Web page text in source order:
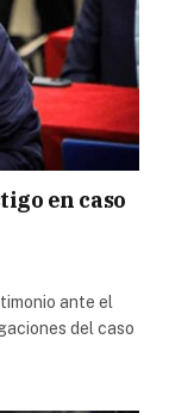
en caso
ante el
del caso